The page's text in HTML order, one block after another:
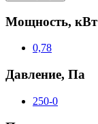
Мощность, кВт
0,78
Давление, Па
250-0